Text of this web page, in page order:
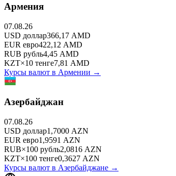
Армения
07.08.26
USD доллар366,17 AMD
EUR евро422,12 AMD
RUB рубль4,45 AMD
KZT×10 тенге7,81 AMD
Курсы валют в Армении →
Азербайджан
07.08.26
USD доллар1,7000 AZN
EUR евро1,9591 AZN
RUB×100 рубль2,0816 AZN
KZT×100 тенге0,3627 AZN
Курсы валют в Азербайджане →